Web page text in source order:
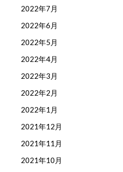
2022年7月
2022年6月
2022年5月
2022年4月
2022年3月
2022年2月
2022年1月
2021年12月
2021年11月
2021年10月